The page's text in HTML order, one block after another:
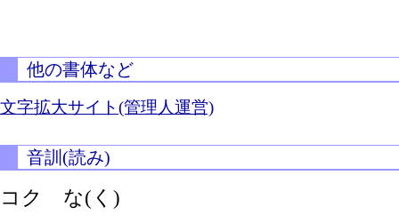
他の書体など
文字拡大サイト(管理人運営)
音訓(読み)
コク な(く)